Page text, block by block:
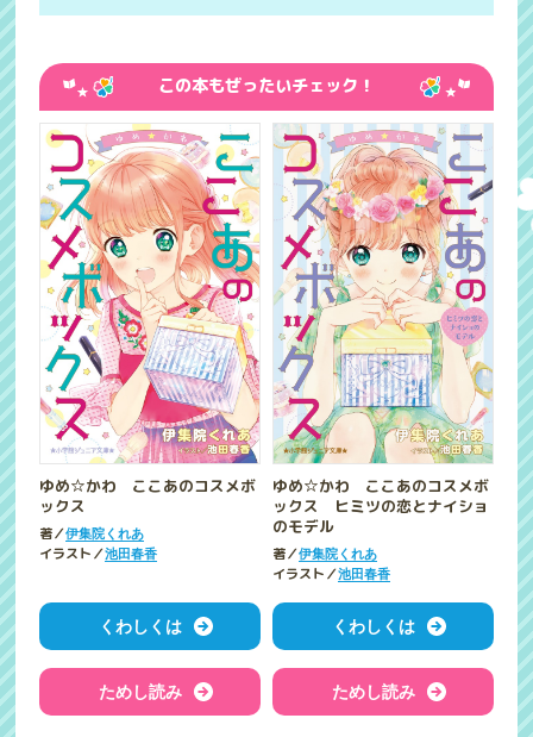
この本もぜったいチェック！
ゆめ☆かわ ここあのコスメボ
ックス
著／伊集院くれあ
イラスト／池田春香
くわしくは
ためし読み
ゆめ☆かわ ここあのコスメボ
ックス ヒミツの恋とナイショ
のモデル
著／伊集院くれあ
イラスト／池田春香
くわしくは
ためし読み